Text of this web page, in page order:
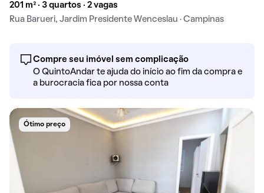
201 m² · 3 quartos · 2 vagas
Rua Barueri, Jardim Presidente Wenceslau · Campinas
Compre seu imóvel sem complicação
O QuintoAndar te ajuda do início ao fim da compra e
a burocracia fica por nossa conta
Ótimo preço